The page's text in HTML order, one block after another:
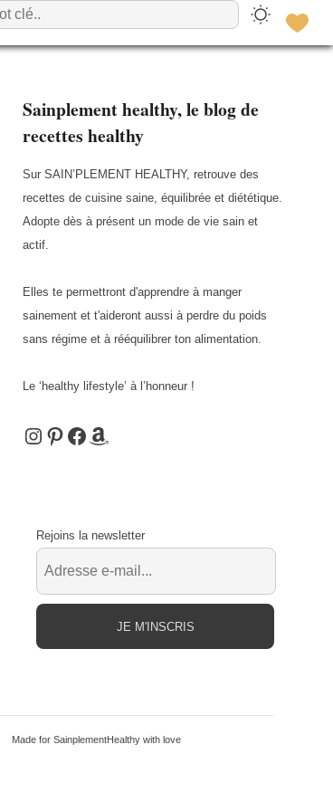
Sainplement healthy, le blog de
recettes healthy
Sur SAIN’PLEMENT HEALTHY, retrouve des
recettes de cuisine saine, équilibrée et diététique.
Adopte dès à présent un mode de vie sain et
actif.
Elles te permettront d'apprendre à manger
sainement et t'aideront aussi à perdre du poids
sans régime et à rééquilibrer ton alimentation.
Le ‘healthy lifestyle’ à l’honneur !
Instagram
Pinterest
Facebook
Amazon
Rejoins la newsletter
JE M'INSCRIS
Made for SainplementHealthy with love